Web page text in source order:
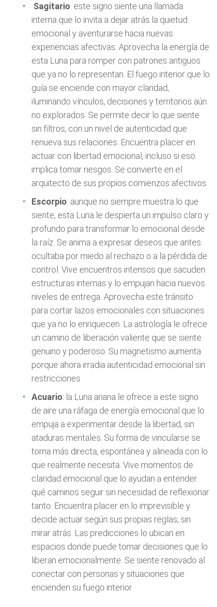
Sagitario: este signo siente una llamada
interna que lo invita a dejar atrás la quietud
emocional y aventurarse hacia nuevas
experiencias afectivas. Aprovecha la energía de
esta Luna para romper con patrones antiguos
que ya no lo representan. El fuego interior que lo
guía se enciende con mayor claridad,
iluminando vínculos, decisiones y territorios aún
no explorados. Se permite decir lo que siente
sin filtros, con un nivel de autenticidad que
renueva sus relaciones. Encuentra placer en
actuar con libertad emocional, incluso si eso
implica tomar riesgos. Se convierte en el
arquitecto de sus propios comienzos afectivos
Escorpio: aunque no siempre muestra lo que
siente, esta Luna le despierta un impulso claro y
profundo para transformar lo emocional desde
la raíz. Se anima a expresar deseos que antes
ocultaba por miedo al rechazo o a la pérdida de
control. Vive encuentros intensos que sacuden
estructuras internas y lo empujan hacia nuevos
niveles de entrega. Aprovecha este tránsito
para cortar lazos emocionales con situaciones
que ya no lo enriquecen. La astrología le ofrece
un camino de liberación valiente que se siente
genuino y poderoso. Su magnetismo aumenta
porque ahora irradia autenticidad emocional sin
restricciones
Acuario: la Luna ariana le ofrece a este signo
de aire una ráfaga de energía emocional que lo
empuja a experimentar desde la libertad, sin
ataduras mentales. Su forma de vincularse se
torna más directa, espontánea y alineada con lo
que realmente necesita. Vive momentos de
claridad emocional que lo ayudan a entender
qué caminos seguir sin necesidad de reflexionar
tanto. Encuentra placer en lo imprevisible y
decide actuar según sus propias reglas, sin
mirar atrás. Las predicciones lo ubican en
espacios donde puede tomar decisiones que lo
liberan emocionalmente. Se siente renovado al
conectar con personas y situaciones que
encienden su fuego interior